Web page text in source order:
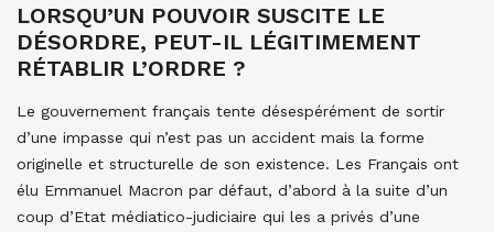
LORSQU’UN POUVOIR SUSCITE LE
DÉSORDRE, PEUT-IL LÉGITIMEMENT
RÉTABLIR L’ORDRE ?
Le gouvernement français tente désespérément de sortir
d’une impasse qui n’est pas un accident mais la forme
originelle et structurelle de son existence. Les Français ont
élu Emmanuel Macron par défaut, d’abord à la suite d’un
coup d’Etat médiatico-judiciaire qui les a privés d’une